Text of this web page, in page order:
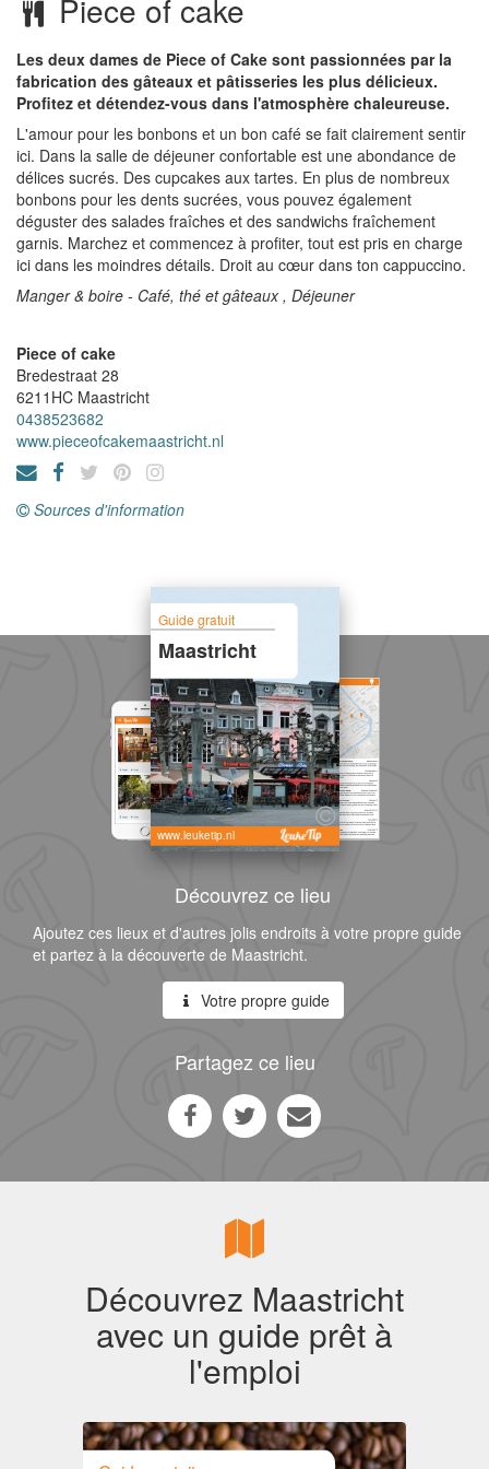
Piece of cake
Les deux dames de Piece of Cake sont passionnées par la
fabrication des gâteaux et pâtisseries les plus délicieux.
Profitez et détendez-vous dans l'atmosphère chaleureuse.
L'amour pour les bonbons et un bon café se fait clairement sentir
ici. Dans la salle de déjeuner confortable est une abondance de
délices sucrés. Des cupcakes aux tartes. En plus de nombreux
bonbons pour les dents sucrées, vous pouvez également
déguster des salades fraîches et des sandwichs fraîchement
garnis. Marchez et commencez à profiter, tout est pris en charge
ici dans les moindres détails. Droit au cœur dans ton cappuccino.
Manger & boire - Café, thé et gâteaux , Déjeuner
Piece of cake
Bredestraat 28
6211HC Maastricht
0438523682
www.pieceofcakemaastricht.nl
Sources d'information
Guide gratuit
Maastricht
www.leuketip.nl
Découvrez ce lieu
Ajoutez ces lieux et d'autres jolis endroits à votre propre guide
et partez à la découverte de Maastricht.
Votre propre guide
Partagez ce lieu
Découvrez Maastricht
avec un guide prêt à
l'emploi